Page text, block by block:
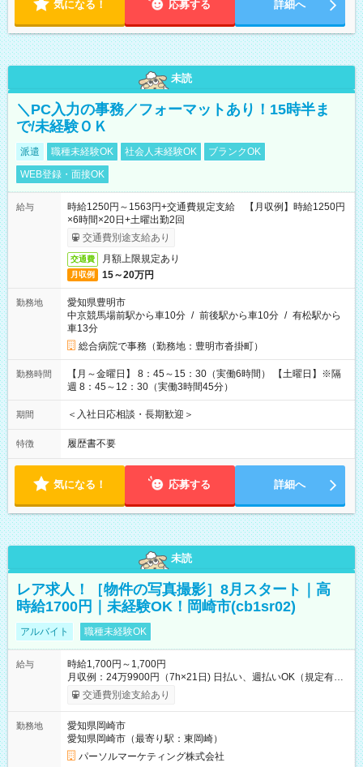
気になる！ 応募する 詳細へ
未読
＼PC入力の事務／フォーマットあり！15時半ま
で/未経験ＯＫ
派遣 職種未経験OK 社会人未経験OK
ブランクOK
WEB登録・面接OK
給与
時給1250円～1563円+交通費規定支給 【月収例】時給1250円
×6時間×20日+土曜出勤2回
交通費別途支給あり
交通費 月額上限規定あり
月収例 15～20万円
勤務地
愛知県豊明市
中京競馬場前駅から車10分 / 前後駅から車10分 / 有松駅から
車13分
総合病院で事務（勤務地：豊明市沓掛町）
勤務時間
【月～金曜日】 8：45～15：30（実働6時間） 【土曜日】※隔
週 8：45～12：30（実働3時間45分）
期間 ＜入社日応相談・長期歓迎＞
特徴 履歴書不要
気になる！ 応募する 詳細へ
未読
レア求人！［物件の写真撮影］8月スタート｜高
時給1700円｜未経験OK！岡崎市(cb1sr02)
アルバイト 職種未経験OK
給与
時給1,700円～1,700円
月収例：24万9900円（7h×21日) 日払い、週払いOK（規定有
り） 【試用期間】試用期間なし
交通費別途支給あり
勤務地
愛知県岡崎市
愛知県岡崎市（最寄り駅：東岡崎）
パーソルマーケティング株式会社